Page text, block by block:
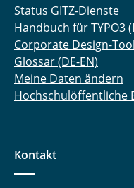
Status GITZ-Dienste
Handbuch für TYPO3
Corporate Design-
Glossar (DE-EN)
Meine Daten ändern
Hochschulöffentliche
Kontakt